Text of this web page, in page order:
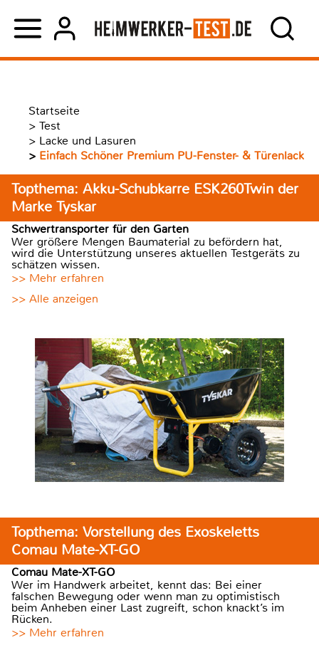
Startseite
> Test
> Lacke und Lasuren
> Einfach Schöner Premium PU-Fenster- & Türenlack
Topthema: Akku-Schubkarre ESK260Twin der
Marke Tyskar
Schwertransporter für den Garten
Wer größere Mengen Baumaterial zu befördern hat,
wird die Unterstützung unseres aktuellen Testgeräts zu
schätzen wissen.
>> Mehr erfahren
>> Alle anzeigen
Topthema: Vorstellung des Exoskeletts
Comau Mate-XT-GO
Comau Mate-XT-GO
Wer im Handwerk arbeitet, kennt das: Bei einer
falschen Bewegung oder wenn man zu optimistisch
beim Anheben einer Last zugreift, schon knackt’s im
Rücken.
>> Mehr erfahren